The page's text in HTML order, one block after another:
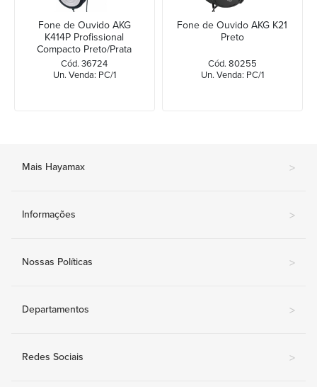
Fone de Ouvido AKG
K414P Profissional
Compacto Preto/Prata
Cód. 36724
Un. Venda: PC/1
Fone de Ouvido AKG K21
Preto
Cód. 80255
Un. Venda: PC/1
Mais Hayamax >
Informações >
Nossas Políticas >
Departamentos >
Redes Sociais >